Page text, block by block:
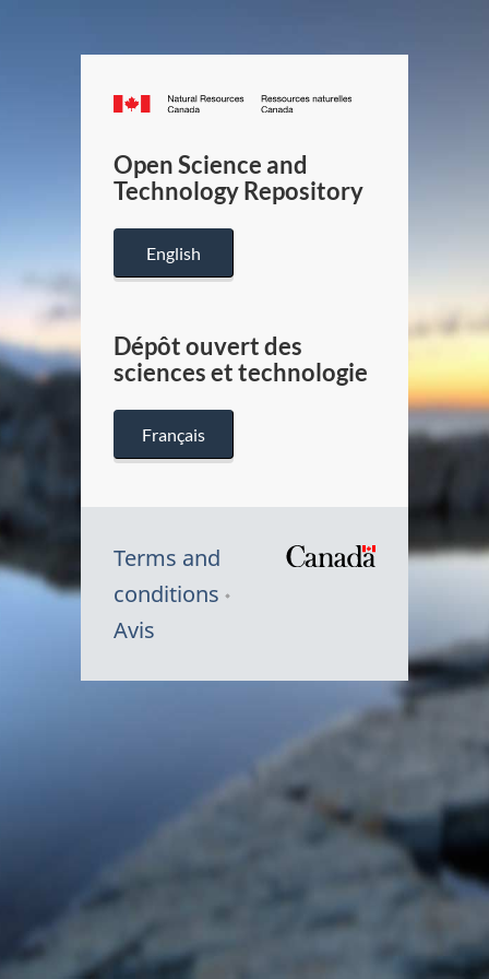
Canada.ca
/
Canada
Open Science and
Technology Repository
English
Dépôt ouvert des
sciences et technologie
Français
Terms and
conditions
Avis
du